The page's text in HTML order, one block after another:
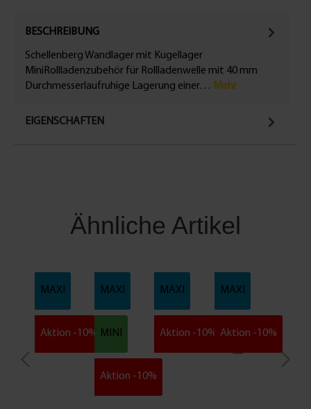
BESCHREIBUNG
Schellenberg Wandlager mit Kugellager
MiniRollladenzubehör für Rollladenwelle mit 40 mm
Durchmesserlaufruhige Lagerung einer… Mehr
EIGENSCHAFTEN
Ähnliche Artikel
MAXI
Aktion -10%
MAXI
MINI
Aktion -10%
MAXI
Aktion -10%
MAXI
Aktion -10%